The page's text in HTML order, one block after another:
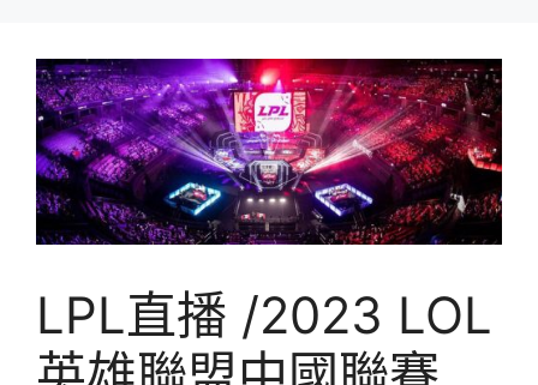
LPL直播 /2023 LOL